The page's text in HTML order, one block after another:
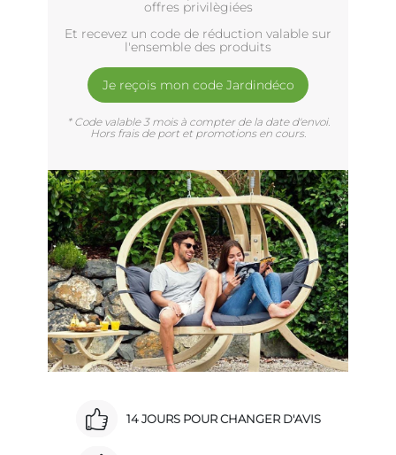
offres privilègiées
Et recevez un code de réduction valable sur
l'ensemble des produits
Je reçois mon code Jardindéco
* Code valable 3 mois à compter de la date d'envoi.
Hors frais de port et promotions en cours.
14 JOURS POUR CHANGER D'AVIS